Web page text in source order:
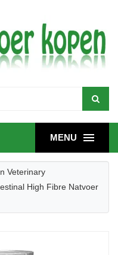
MENU
Veterinary
High Fibre Natvoer